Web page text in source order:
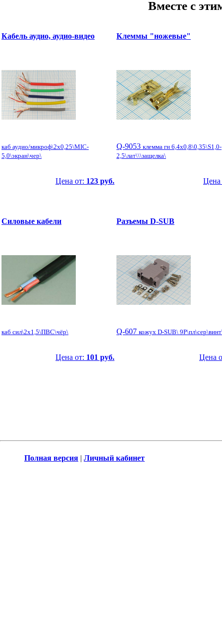
Вместе с
Кабель аудио, аудио-видео
каб аудио/микроф\2x0,25\MIC-
5,0\экран\чер\
Цена от: 123 руб.
Клеммы "ножевые"
Q-9053 клемма гн 6,4x0,8\0,35\S1,0-
2,5\лат\\\защелка\
Силовые кабели
каб сил\2x1,5\ПВС\чёр\
Цена от: 101 руб.
Разъемы D-SUB
Q-607 кожух D-SUB\
Цена
Полная версия | Личный кабинет